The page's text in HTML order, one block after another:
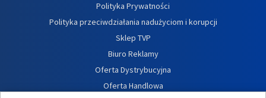
Polityka Prywatności
Polityka przeciwdziałania nadużyciom i korupcji
Sklep TVP
Biuro Reklamy
Oferta Dystrybucyjna
Oferta Handlowa